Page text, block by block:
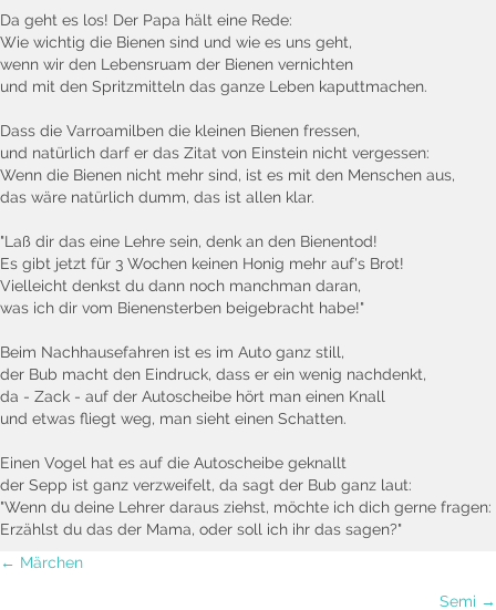
Da geht es los! Der Papa hält eine Rede:
Wie wichtig die Bienen sind und wie es uns geht,
wenn wir den Lebensruam der Bienen vernichten
und mit den Spritzmitteln das ganze Leben kaputtmachen.
Dass die Varroamilben die kleinen Bienen fressen,
und natürlich darf er das Zitat von Einstein nicht vergessen:
Wenn die Bienen nicht mehr sind, ist es mit den Menschen aus,
das wäre natürlich dumm, das ist allen klar.
"Laß dir das eine Lehre sein, denk an den Bienentod!
Es gibt jetzt für 3 Wochen keinen Honig mehr auf's Brot!
Vielleicht denkst du dann noch manchman daran,
was ich dir vom Bienensterben beigebracht habe!"
Beim Nachhausefahren ist es im Auto ganz still,
der Bub macht den Eindruck, dass er ein wenig nachdenkt,
da - Zack - auf der Autoscheibe hört man einen Knall
und etwas fliegt weg, man sieht einen Schatten.
Einen Vogel hat es auf die Autoscheibe geknallt
der Sepp ist ganz verzweifelt, da sagt der Bub ganz laut:
"Wenn du deine Lehrer daraus ziehst, möchte ich dich gerne fragen:
Erzählst du das der Mama, oder soll ich ihr das sagen?"
Posts
← Märchen
Semi →